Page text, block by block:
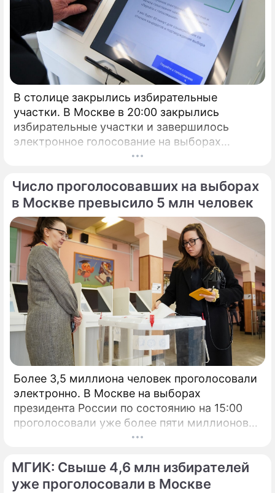
В столице закрылись избирательные
участки. В Москве в 20:00 закрылись
избирательные участки и завершилось
электронное голосование на выборах
Число проголосовавших на выборах
в Москве превысило 5 млн человек
Более 3,5 миллиона человек проголосовали
электронно. В Москве на выборах
президента России по состоянию на 15:00
проголосовали уже более пяти миллионов
МГИК: Свыше 4,6 млн избирателей
уже проголосовали в Москве